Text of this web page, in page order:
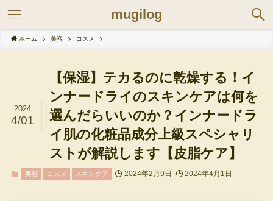
mugilog
ホーム 美容 コスメ
【保湿】テカるのに乾燥する！イ
ンナードライのスキンケアは何を
選んだらいいのか？インナードラ
イ肌の化粧品成分上級スペシャリ
ストが解説します【皮脂ケア】
2024
4/01
美容 コスメ スキンケア 2024年2月9日 2024年4月1日